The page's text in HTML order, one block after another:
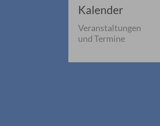
Kalender
Veranstaltungen
und Termine